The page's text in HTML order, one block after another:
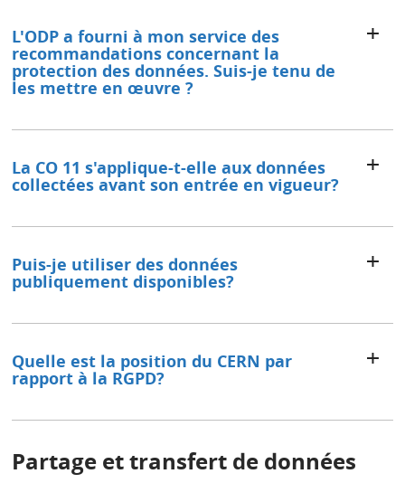
L'ODP a fourni à mon service des
recommandations concernant la
protection des données. Suis-je tenu de
les mettre en œuvre ?
La CO 11 s'applique-t-elle aux données
collectées avant son entrée en vigueur?
Puis-je utiliser des données
publiquement disponibles?
Quelle est la position du CERN par
rapport à la RGPD?
Partage et transfert de données